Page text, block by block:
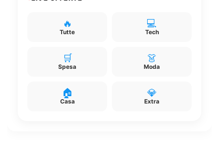
🔥
Tutte
💻
Tech
🛒
Spesa
👗
Moda
🏠
Casa
💎
Extra